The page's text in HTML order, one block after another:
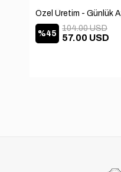
%45 57.00 USD
104.00 USD